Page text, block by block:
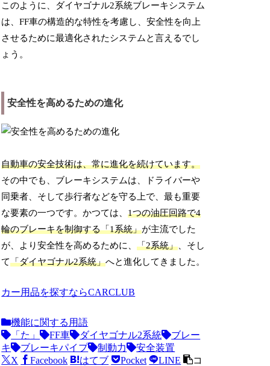
このように、ダイヤゴナル2系統ブレーキシステム
は、FF車の構造的な特性を考慮し、安全性を向上
させるために最適化されたシステムと言えるでし
ょう。
安全性を高めるための進化
自動車の安全技術は、常に進化を続けています。
その中でも、ブレーキシステムは、ドライバーや
同乗者、そして歩行者などを守る上で、最も重要
な要素の一つです。かつては、1つの油圧回路で4
輪のブレーキを制御する「1系統」が主流でした
が、より安全性を高めるために、「2系統」 、そし
て「ダイヤゴナル2系統」へと進化してきました。
カー用品を探すならCARCLUB
機能に関する用語
「た」
FF車 ダイヤゴナル2系統
ブレー
キ
ブレーキパイプ 制動力
安全装置
X
Facebook はてブ Pocket LINE
コ